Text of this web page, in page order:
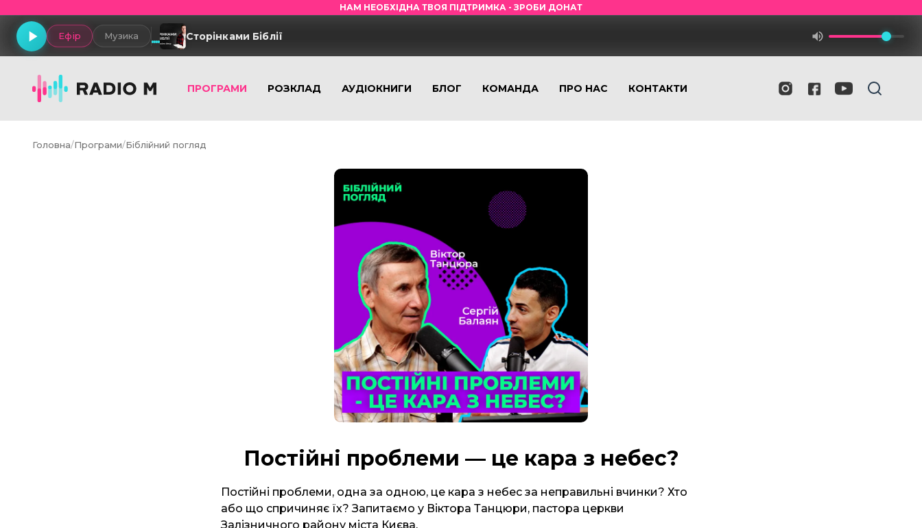
НАМ НЕОБХІДНА ТВОЯ ПІДТРИМКА - ЗРОБИ ДОНАТ
Ефір Музика Сторінками Біблії
ПРОГРАМИ РОЗКЛАД АУДІОКНИГИ БЛОГ КОМАНДА ПРО НАС КОНТАКТИ
Головна/Програми/Біблійний погляд
Постійні проблеми — це кара з небес?
Постійні проблеми, одна за одною, це кара з небес за неправильні вчинки? Хто
або що спричиняє їх? Запитаємо у Віктора Танцюри, пастора церкви
Залізничного району міста Києва.